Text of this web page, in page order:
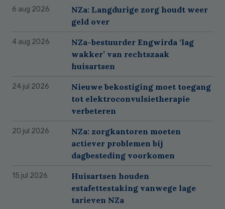
6 aug 2026
NZa: Langdurige zorg houdt weer
geld over
4 aug 2026
NZa-bestuurder Engwirda ‘lag
wakker’ van rechtszaak
huisartsen
24 jul 2026
Nieuwe bekostiging moet toegang
tot elektroconvulsietherapie
verbeteren
20 jul 2026
NZa: zorgkantoren moeten
actiever problemen bij
dagbesteding voorkomen
15 jul 2026
Huisartsen houden
estafettestaking vanwege lage
tarieven NZa